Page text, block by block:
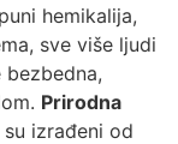
hemikalija,
sve više ljudi
Prirodna
izrađeni od